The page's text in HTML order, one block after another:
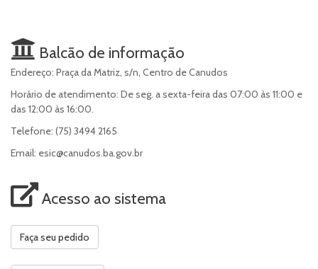
Balcão de informação
Endereço: Praça da Matriz, s/n, Centro de Canudos
Horário de atendimento: De seg. a sexta-feira das 07:00 às 11:00 e
das 12:00 às 16:00.
Telefone: (75) 3494 2165
Email: esic@canudos.ba.gov.br
Acesso ao sistema
Faça seu pedido